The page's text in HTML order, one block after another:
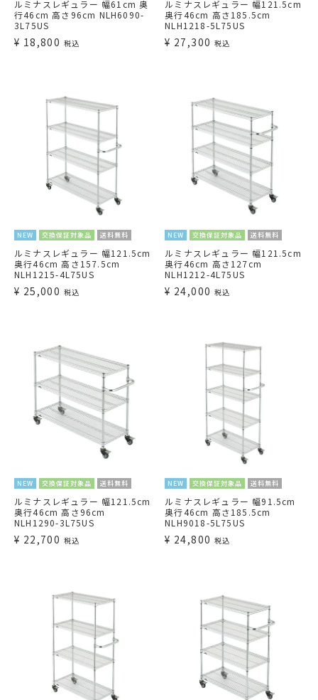
ルミナスレギュラー 幅61cm 奥
行46cm 高さ96cm NLH6090-
3L75US
¥ 18,800 税込
ルミナスレギュラー 幅121.5cm
奥行46cm 高さ185.5cm
NLH1218-5L75US
¥ 27,300 税込
NEW 交換保証対象品 送料無料
ルミナスレギュラー 幅121.5cm
奥行46cm 高さ157.5cm
NLH1215-4L75US
¥ 25,000 税込
NEW 交換保証対象品 送料無料
ルミナスレギュラー 幅121.5cm
奥行46cm 高さ127cm
NLH1212-4L75US
¥ 24,000 税込
NEW 交換保証対象品 送料無料
ルミナスレギュラー 幅121.5cm
奥行46cm 高さ96cm
NLH1290-3L75US
¥ 22,700 税込
NEW 交換保証対象品 送料無料
ルミナスレギュラー 幅91.5cm
奥行46cm 高さ185.5cm
NLH9018-5L75US
¥ 24,800 税込